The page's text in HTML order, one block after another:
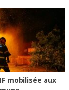
mobilisée aux